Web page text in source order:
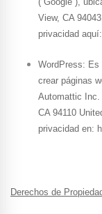
View, CA
privacidad
WordPress: Es
crear páginas
Automattic Inc.
CA 94110
privacidad en:
Derechos de